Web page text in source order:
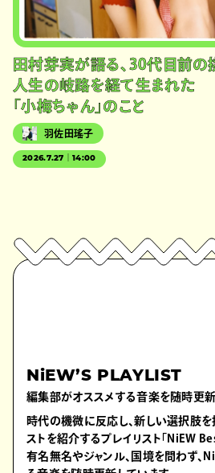
田村芽実が語る、30代目前の
人生の岐路を経て生まれた
「小梅ちゃん」のこと
羽佐田瑤子
2026.7.27｜14:00
NiEW’S PLAYLIST
編集部がオススメする音楽を随時更
時代の機微に反応し、新しい選択肢を
ストを紹介するプレイリスト「NiEW
有名無名やジャンル、国境を問わず、